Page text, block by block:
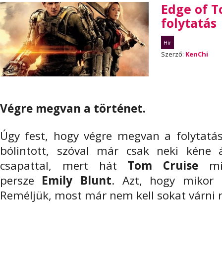
Edge of
folytatás
Hír
Szerző: KenChi
Végre megvan a történet.
Úgy fest, hogy végre megvan a
bólintott, szóval már csak neki kéne
csapattal, mert hát Tom Cruise
persze Emily Blunt. Azt, hogy mikor
Reméljük, most már nem kell sokat várni